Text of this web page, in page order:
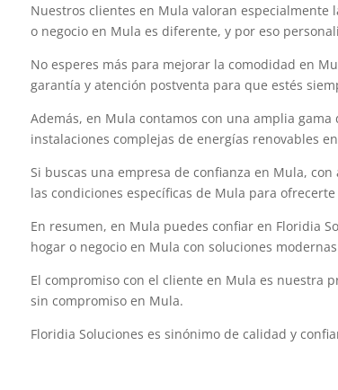
Nuestros clientes en Mula valoran especialmente
o negocio en Mula es diferente, y por eso
No esperes más para mejorar la comodidad en
garantía y atención postventa para que estés
Además, en Mula contamos con una amplia
instalaciones complejas de energías renovables
Si buscas una empresa de confianza en Mula,
las condiciones específicas de Mula para
En resumen, en Mula puedes confiar en Floridia
hogar o negocio en Mula con soluciones
El compromiso con el cliente en Mula es nuestra
sin compromiso en Mula.
Floridia Soluciones es sinónimo de calidad y